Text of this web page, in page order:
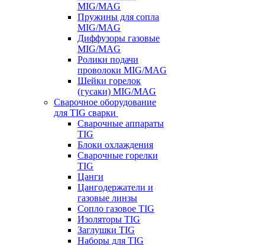
MIG/MAG
Пружины для сопла
MIG/MAG
Диффузоры газовые
MIG/MAG
Ролики подачи
проволоки MIG/MAG
Шейки горелок
(гусаки) MIG/MAG
Сварочное оборудование
для TIG сварки
Сварочные аппараты
TIG
Блоки охлаждения
Сварочные горелки
TIG
Цанги
Цангодержатели и
газовые линзы
Сопло газовое TIG
Изоляторы TIG
Заглушки TIG
Наборы для TIG